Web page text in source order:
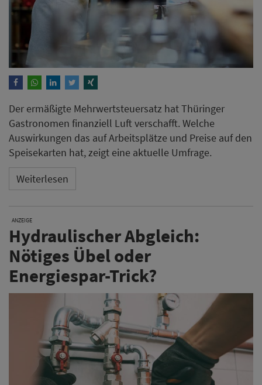
Der ermäßigte Mehrwertsteuersatz hat Thüringer
Gastronomen finanziell Luft verschafft. Welche
Auswirkungen das auf Arbeitsplätze und Preise auf den
Speisekarten hat, zeigt eine aktuelle Umfrage.
Weiterlesen
ANZEIGE
Hydraulischer Abgleich:
Nötiges Übel oder
Energiespar-Trick?